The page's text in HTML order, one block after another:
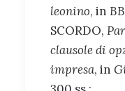
leonino, in
SCORDO,
clausole di
impresa, in